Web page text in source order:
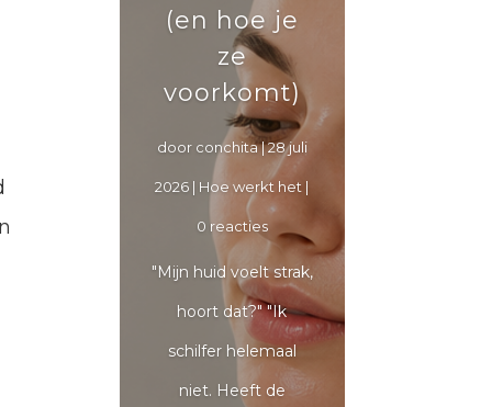
(en hoe je
ze
voorkomt)
door conchita|28 juli
2026 | Hoe werkt het |
0 reacties
"Mijn huid voelt strak,
hoort dat?" "Ik
schilfer helemaal
niet. Heeft de